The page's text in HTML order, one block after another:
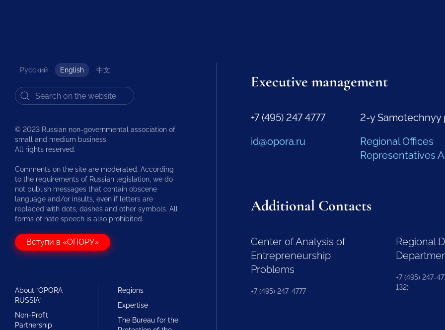
Русский English 中文
© 2023 Russian non-governmental association of
small and medium business
All rights reserved.
Comments on the site are moderated. According
to the requirements of Russian legislation, we do
not publish messages that contain obscene
language and/or insults, even if letters are
replaced with dots, dashes and other symbols. All
forms of hate speech is also prohibited.
Вступи в «ОПОРУ»
About “OPORA
RUSSIA”
Non-Profit
Partnership
Regions
Expertise
The Bureau for the
Executive management
+7 (495) 247 4777
id@opora.ru
2-y Samotechnyy
Regional Offices
Representatives
Additional Contacts
Center of Analysis of
Entrepreneurship
Problems
+7 (495) 247-4777
Regional
+7 (495) 247-
132)